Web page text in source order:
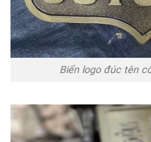
Biển logo đúc tên